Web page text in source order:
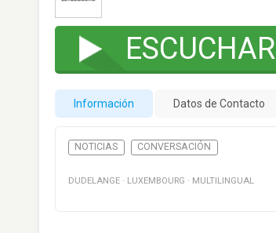
ESCUCHAR
Información Datos de Contacto
NOTICIAS CONVERSACIÓN
DUDELANGE · LUXEMBOURG · MULTILINGUAL